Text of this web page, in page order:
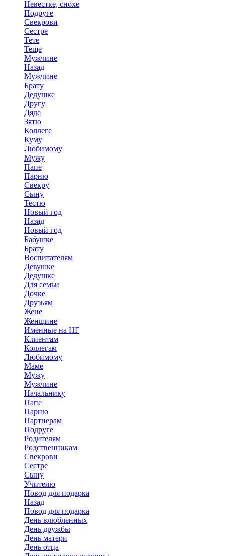
Невестке, снохе
Подруге
Свекрови
Сестре
Тете
Теще
Мужчине
Назад
Мужчине
Брату
Дедушке
Другу
Дяде
Зятю
Коллеге
Куму
Любимому
Мужу
Папе
Парню
Свекру
Сыну
Тестю
Новый год
Назад
Новый год
Бабушке
Брату
Воспитателям
Девушке
Дедушке
Для семьи
Дочке
Друзьям
Жене
Женщине
Именные на НГ
Клиентам
Коллегам
Любимому
Маме
Мужу
Мужчине
Начальнику
Папе
Парню
Партнерам
Подруге
Родителям
Родственникам
Свекрови
Сестре
Сыну
Учителю
Повод для подарка
Назад
Повод для подарка
День влюбленных
День дружбы
День матери
День отца